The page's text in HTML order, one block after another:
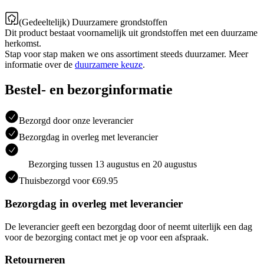
(Gedeeltelijk) Duurzamere grondstoffen
Dit product bestaat voornamelijk uit grondstoffen met een duurzame
herkomst.
Stap voor stap maken we ons assortiment steeds duurzamer. Meer
informatie over de duurzamere keuze.
Bestel- en bezorginformatie
Bezorgd door onze leverancier
Bezorgdag in overleg met leverancier
Bezorging tussen 13 augustus en 20 augustus
Thuisbezorgd voor €69.95
Bezorgdag in overleg met leverancier
De leverancier geeft een bezorgdag door of neemt uiterlijk een dag
voor de bezorging contact met je op voor een afspraak.
Retourneren